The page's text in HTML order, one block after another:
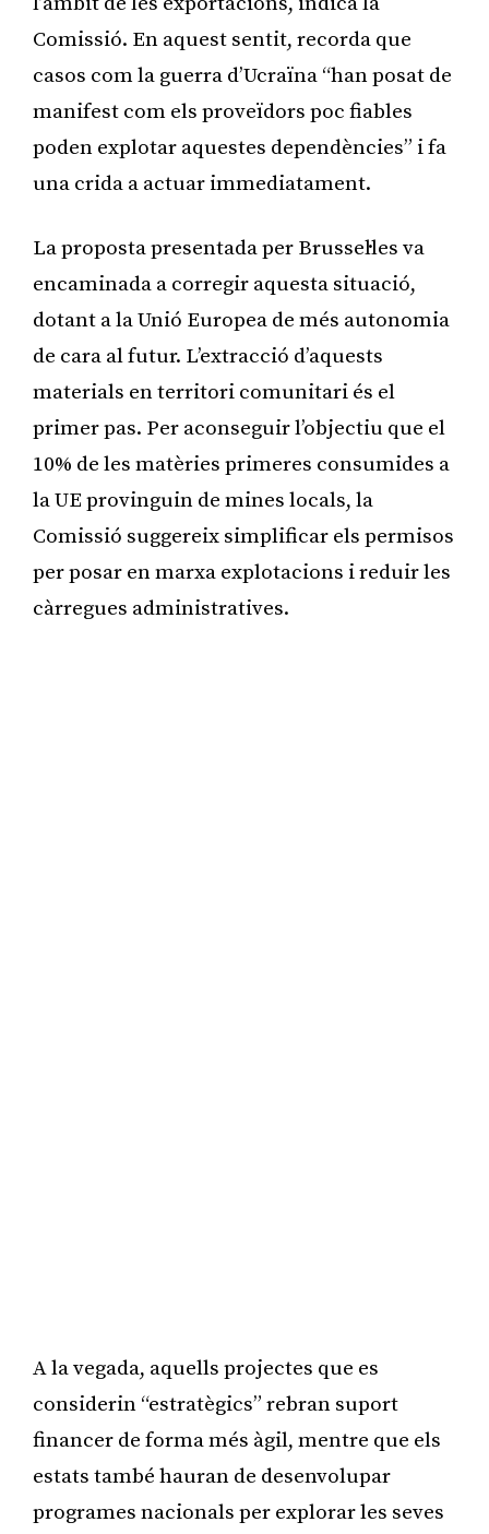
Comissió. En aquest sentit, recorda que
casos com la guerra d’Ucraïna “han posat de
manifest com els proveïdors poc fiables
poden explotar aquestes dependències” i fa
una crida a actuar immediatament.
La proposta presentada per Brussel·les va
encaminada a corregir aquesta situació,
dotant a la Unió Europea de més autonomia
de cara al futur. L’extracció d’aquests
materials en territori comunitari és el
primer pas. Per aconseguir l’objectiu que el
10% de les matèries primeres consumides a
la UE provinguin de mines locals, la
Comissió suggereix simplificar els permisos
per posar en marxa explotacions i reduir les
càrregues administratives.
A la vegada, aquells projectes que es
considerin “estratègics” rebran suport
financer de forma més àgil, mentre que els
estats també hauran de desenvolupar
programes nacionals per explorar les seves